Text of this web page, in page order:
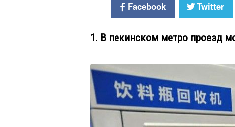
Facebook Twitter
1. В пекинском метро проезд